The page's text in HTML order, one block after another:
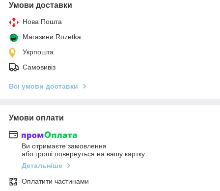
Умови доставки
Нова Пошта
Магазини Rozetka
Укрпошта
Самовивіз
Всі умови доставки
Умови оплати
Ви отримаєте замовлення
або гроші повернуться на вашу картку
Детальніше
Оплатити частинами